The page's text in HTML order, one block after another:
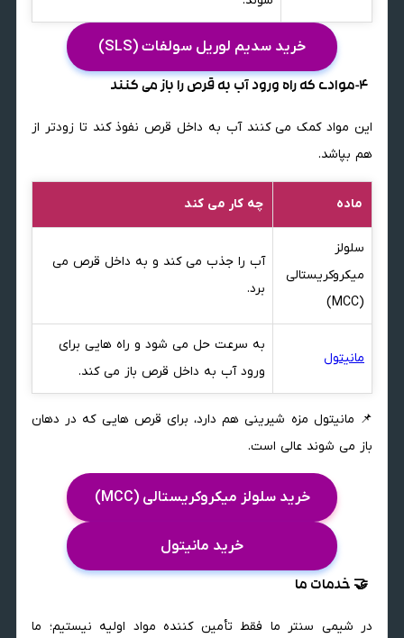
خرید سدیم لوریل سولفات (SLS)
4-موادی که راه ورود آب به قرص را باز می کنند
این مواد کمک می کنند آب به داخل قرص نفوذ کند تا زودتر از
هم بپاشد.
ماده چه کار می کند
سلولز
میکروکریستالی
(MCC)
آب را جذب می کند و به داخل قرص می
برد.
مانیتول
به سرعت حل می شود و راه هایی برای
ورود آب به داخل قرص باز می کند.
📌 مانیتول مزه شیرینی هم دارد، برای قرص هایی که در دهان
باز می شوند عالی است.
خرید سلولز میکروکریستالی (MCC)
خرید مانیتول
🤝 خدمات ما
در شیمی سنتر ما فقط تأمین کننده مواد اولیه نیستیم؛ ما